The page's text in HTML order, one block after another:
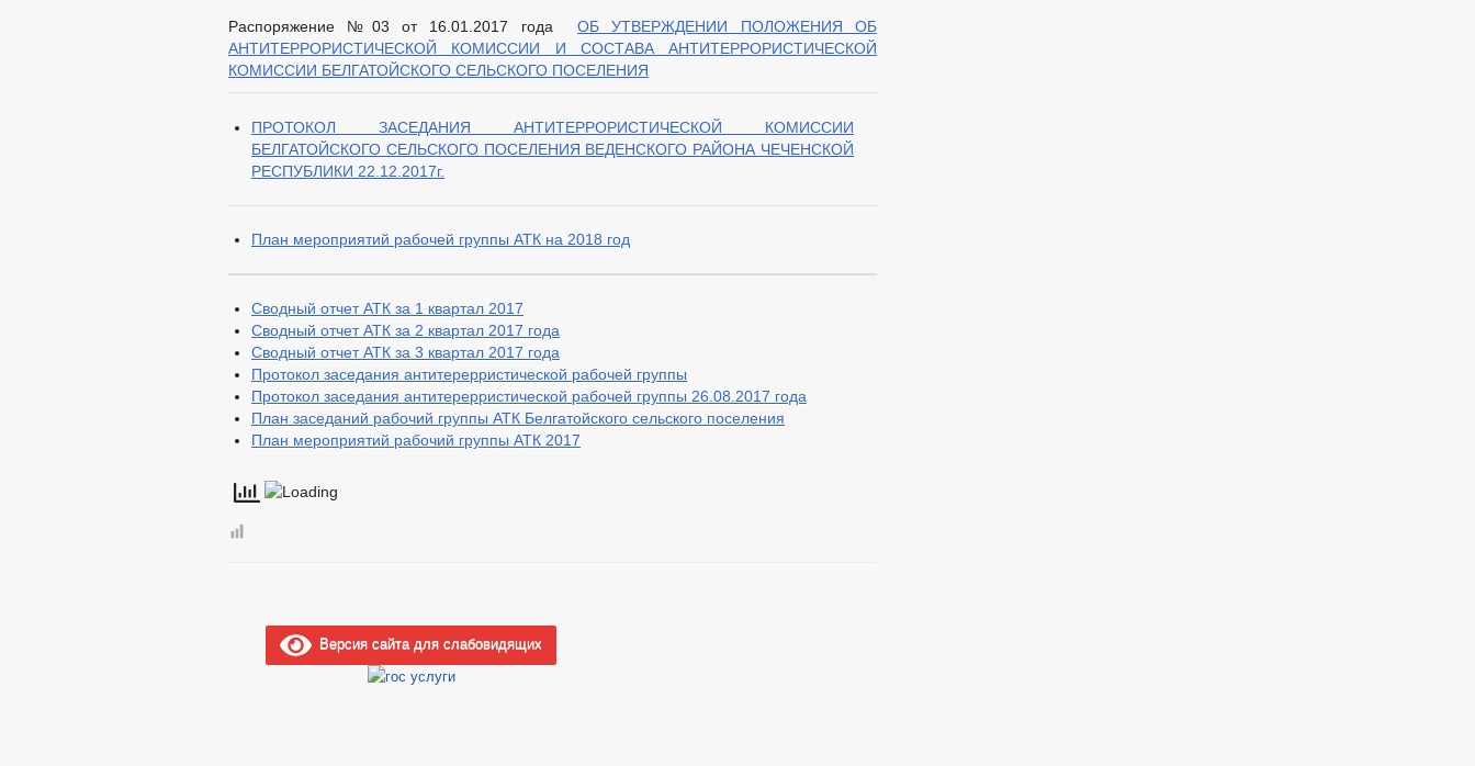
Распоряжение №03 от 16.01.2017 годаОБ УТВЕРЖДЕНИИ ПОЛОЖЕНИЯ ОБ
АНТИТЕРРОРИСТИЧЕСКОЙ КОМИССИИ И СОСТАВА АНТИТЕРРОРИСТИЧЕСКОЙ
КОМИССИИ БЕЛГАТОЙСКОГО СЕЛЬСКОГО ПОСЕЛЕНИЯ
ПРОТОКОЛ ЗАСЕДАНИЯ АНТИТЕРРОРИСТИЧЕСКОЙ КОМИССИИ
БЕЛГАТОЙСКОГО СЕЛЬСКОГО ПОСЕЛЕНИЯ ВЕДЕНСКОГО РАЙОНА ЧЕЧЕНСКОЙ
РЕСПУБЛИКИ 22.12.2017г.
План мероприятий рабочей группы АТК на 2018 год
Сводный отчет АТК за 1 квартал 2017
Сводный отчет АТК за 2 квартал 2017 года
Сводный отчет АТК за 3 квартал 2017 года
Протокол заседания антитерерристической рабочей группы
Протокол заседания антитерерристической рабочей группы 26.08.2017 года
План заседаний рабочий группы АТК Белгатойского сельского поселения
План мероприятий рабочий группы АТК 2017
Версия сайта для слабовидящих